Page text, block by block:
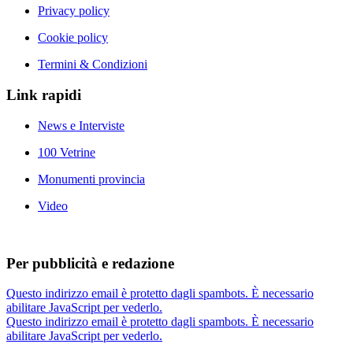
Privacy policy
Cookie policy
Termini & Condizioni
Link rapidi
News e Interviste
100 Vetrine
Monumenti provincia
Video
Per pubblicità e redazione
Questo indirizzo email è protetto dagli spambots. È necessario
abilitare JavaScript per vederlo.
Questo indirizzo email è protetto dagli spambots. È necessario
abilitare JavaScript per vederlo.